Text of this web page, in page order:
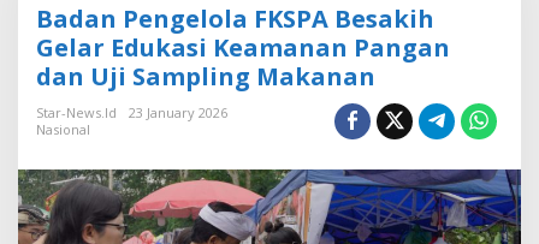
d
a
n
P
e
e
o
Badan Pengelola FKSPA Besakih
Gelar Edukasi Keamanan Pangan
dan Uji Sampling Makanan
Star-News.id
23 January 2026
Nasional